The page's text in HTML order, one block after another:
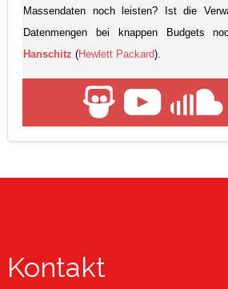
Massendaten noch leisten? Ist die
Datenmengen bei knappen Budgets
Hanschitz (Hewlett Packard).
Kontakt